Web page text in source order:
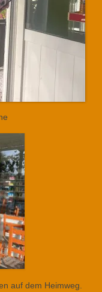
auf dem Heimweg.